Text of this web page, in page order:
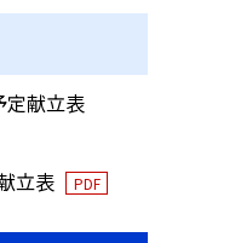
定献立表
立表 PDF